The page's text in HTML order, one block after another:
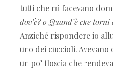
tutti che mi facevano
dov’è? o Quand’è che
Anziché rispondere io
uno dei cuccioli.
un po’ floscia che